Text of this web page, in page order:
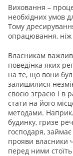
Виховання –
необхідних умов
Тому
опрацювання,
Власникам
поведінка яких
на те, що вони
залишилися
своєю зграєю і в
стати на його
методами.
будинку, гризе
господаря,
прояви власники
перед ними